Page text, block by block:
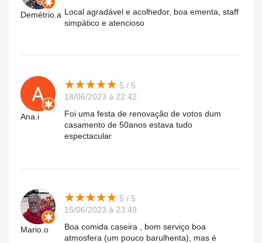
Demétrio.a Local agradável e acolhedor, boa ementa, staff
simpático e atencioso
Ana.i
★★★★★
★★★★★ 5 / 5
18/06/2023 à 22:42
Foi uma festa de renovação de votos dum
casamento de 50anos estava tudo
espectacular
Mario.o
★★★★★
★★★★★ 5 / 5
15/06/2023 à 23:49
Boa comida caseira , bom serviço boa
atmosfera (um pouco barulhenta), mas é